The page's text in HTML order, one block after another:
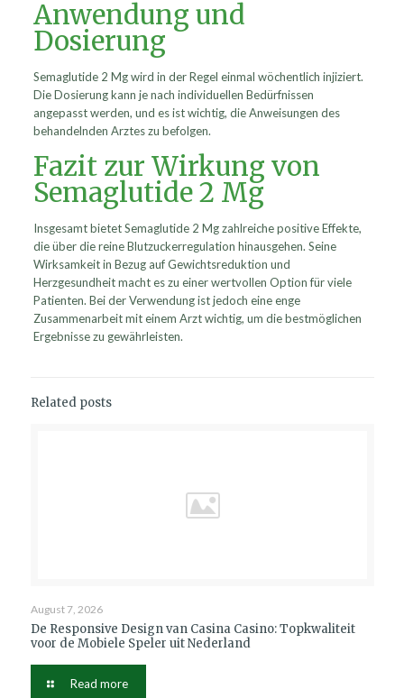
Anwendung und
Dosierung
Semaglutide 2 Mg wird in der Regel einmal wöchentlich injiziert.
Die Dosierung kann je nach individuellen Bedürfnissen
angepasst werden, und es ist wichtig, die Anweisungen des
behandelnden Arztes zu befolgen.
Fazit zur Wirkung von
Semaglutide 2 Mg
Insgesamt bietet Semaglutide 2 Mg zahlreiche positive Effekte,
die über die reine Blutzuckerregulation hinausgehen. Seine
Wirksamkeit in Bezug auf Gewichtsreduktion und
Herzgesundheit macht es zu einer wertvollen Option für viele
Patienten. Bei der Verwendung ist jedoch eine enge
Zusammenarbeit mit einem Arzt wichtig, um die bestmöglichen
Ergebnisse zu gewährleisten.
Related posts
August 7, 2026
De Responsive Design van Casina Casino: Topkwaliteit
voor de Mobiele Speler uit Nederland
Read more